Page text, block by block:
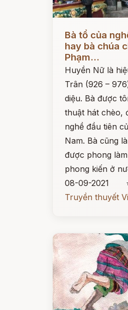
Đọc ngay
Bà tổ của
hay bà chúa
Phạm...
Huyền Nữ là
Trân (926 –
diệu. Bà được
thuật hát chèo,
nghề đầu tiên
Nam. Bà cũng
được phong
phong kiến ở
08-09-2021
Truyền thuyết